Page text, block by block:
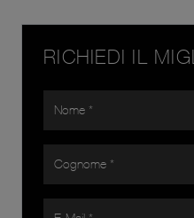
RICHIEDI IL